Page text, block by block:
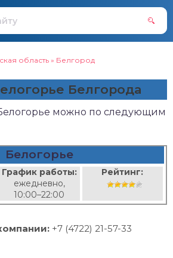
область » Белгород
Белгорода
Белогорье можно по следующим
Белогорье
График работы:
ежедневно,
10:00–22:00
Рейтинг:
+7 (4722) 21-57-33